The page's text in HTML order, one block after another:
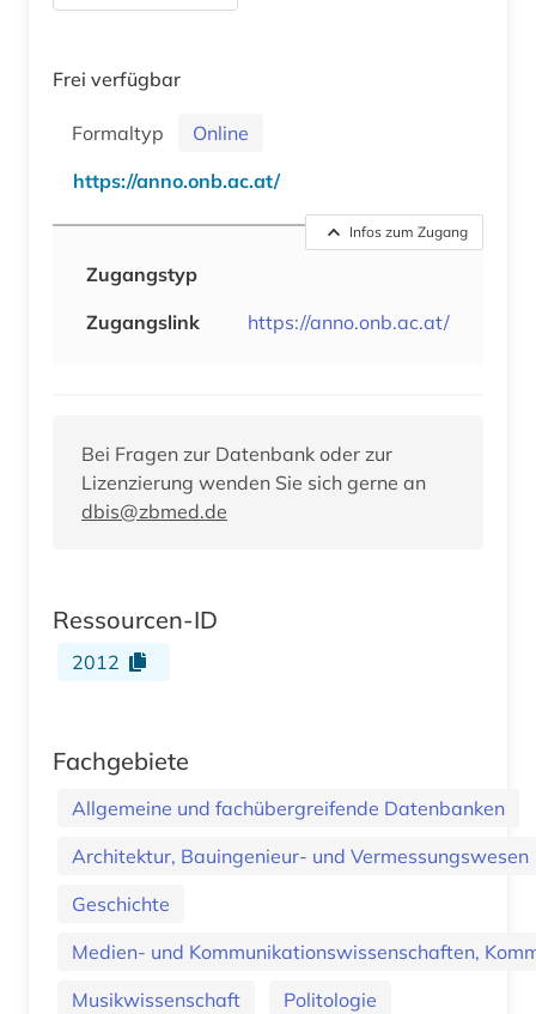
Frei verfügbar
Formaltyp
Online
https://anno.onb.ac.at/
Infos zum Zugang
Zugangstyp
Zugangslink
https://anno.onb.ac.at/
Bei Fragen zur Datenbank oder zur
Lizenzierung wenden Sie sich gerne an
dbis@zbmed.de
Ressourcen-ID
2012
Fachgebiete
Allgemeine und fachübergreifende Datenbanken
Architektur, Bauingenieur- und Vermessungswesen
Geschichte
Medien- und Kommunikationswissenschaften,
Musikwissenschaft
Politologie